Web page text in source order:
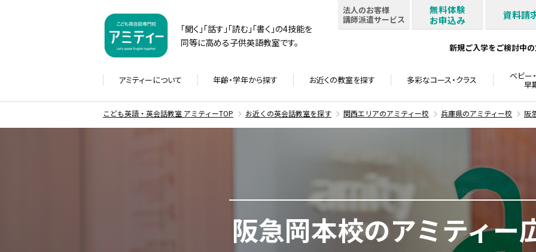
「聞く」「話す」「読む」「書く」の4技能を
同等に高める子供英語教室です。
法人のお客様
講師派遣サービス
無料体験
お申込み
資料請
新規ご入学をご検討中
アミティーについて 年齢・学年から探す お近くの教室を探す 多彩なコース・クラス ベビー
早
こども英語・英会話教室 アミティーTOP お近くの英会話教室を探す 関西エリアのアミティー校 兵庫県のアミティー校 阪
阪急岡本校のアミティー